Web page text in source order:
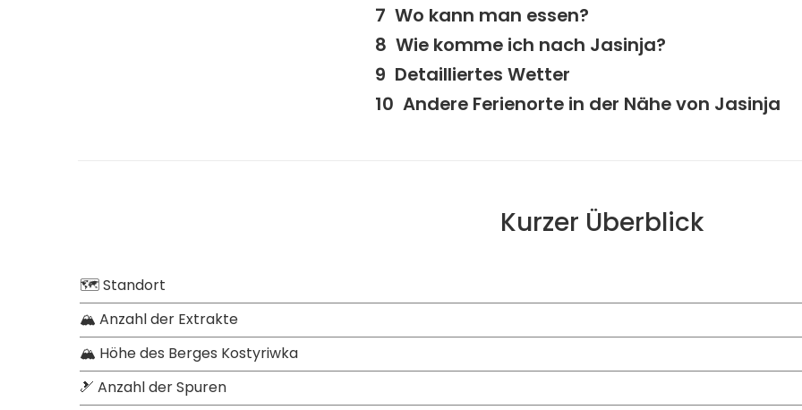
Wo kann man essen?
Wie komme ich nach Jasinja?
Detailliertes Wetter
Andere Ferienorte in der Nähe von Jasinja
Kurzer Überblick
🗺 Standort
🏔 Anzahl der Extrakte
🏔 Höhe des Berges Kostyriwka
🎿 Anzahl der Spuren